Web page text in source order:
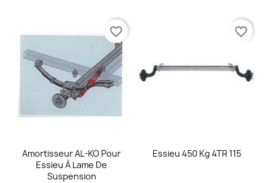
Amortisseur AL-KO Pour
Essieu À Lame De
Suspension
favorite_border
Essieu 450 Kg 4TR 115
favorite_border